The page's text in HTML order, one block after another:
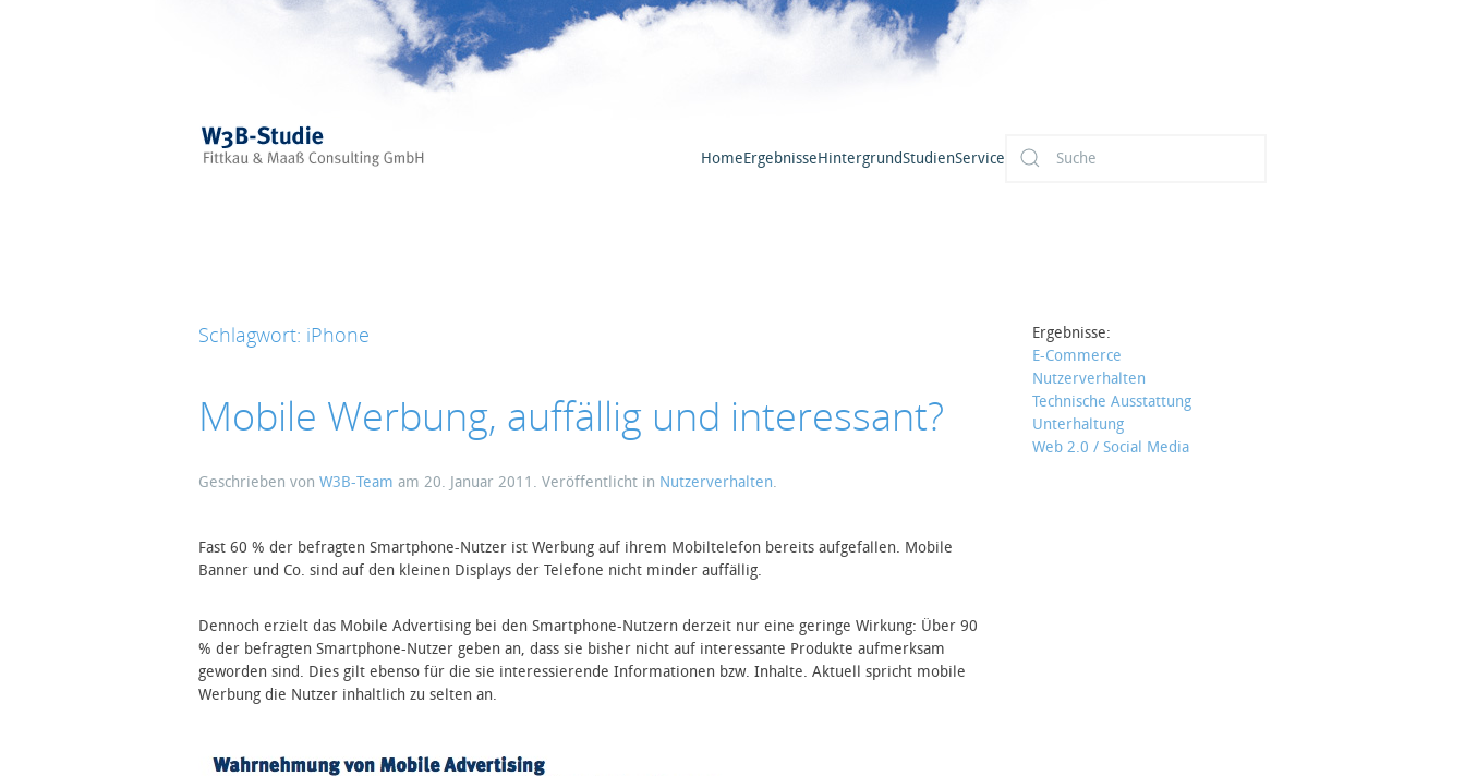
HomeErgebnisseHintergrundStudienService
Schlagwort: iPhone
Mobile Werbung, auffällig und interessant?
Geschrieben von W3B-Team am 20. Januar 2011 . Veröffentlicht in Nutzerverhalten.
Fast 60 % der befragten Smartphone-Nutzer ist Werbung auf ihrem Mobiltelefon bereits aufgefallen. Mobile
Banner und Co. sind auf den kleinen Displays der Telefone nicht minder auffällig.
Dennoch erzielt das Mobile Advertising bei den Smartphone-Nutzern derzeit nur eine geringe Wirkung: Über 90
% der befragten Smartphone-Nutzer geben an, dass sie bisher nicht auf interessante Produkte aufmerksam
geworden sind. Dies gilt ebenso für die sie interessierende Informationen bzw. Inhalte. Aktuell spricht mobile
Werbung die Nutzer inhaltlich zu selten an.
Ergebnisse:
E-Commerce
Nutzerverhalten
Technische Ausstattung
Unterhaltung
Web 2.0 / Social Media